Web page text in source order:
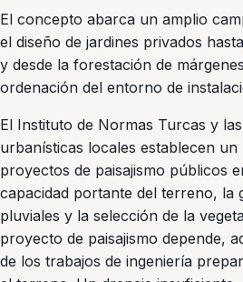
El concepto abarca un amplio
el diseño de jardines privados
y desde la forestación de
ordenación del entorno de
El Instituto de Normas Turcas y
urbanísticas locales establecen
proyectos de paisajismo públicos
capacidad portante del terreno, la
pluviales y la selección de la
proyecto de paisajismo depende,
de los trabajos de ingeniería